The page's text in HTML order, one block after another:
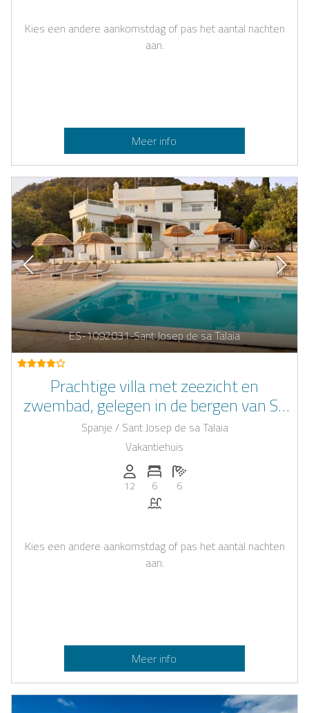
Kies een andere aankomstdag of pas het aantal nachten
aan.
Meer info
ES-1092031-Sant Josep de sa Talaia
Prachtige villa met zeezicht en
zwembad, gelegen in de bergen van Sa
Carroca, Ibiza
Spanje / Sant Josep de sa Talaia
Vakantiehuis
Personen (max.): 12
12
Aantal slaapkamers: 6
6
Aantal badkamers: 6
6
Zwembad
Kies een andere aankomstdag of pas het aantal nachten
aan.
Meer info